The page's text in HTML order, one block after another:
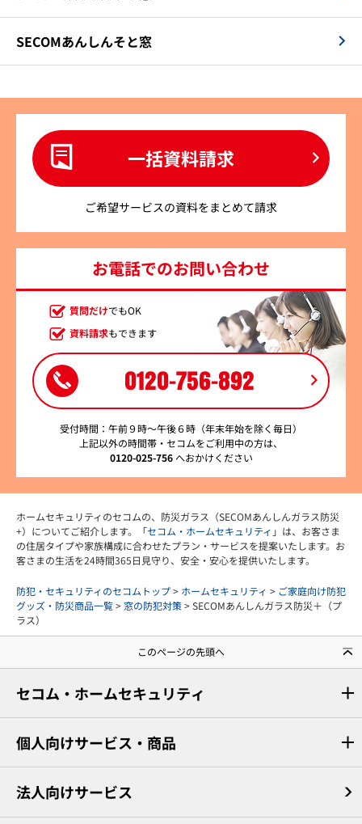
SECOMあんしんそと窓
一括資料請求
ご希望サービスの資料をまとめて請求
お電話でのお問い合わせ
0120-756-892
質問だけでもOK
資料請求もできます
受付時間：午前９時～午後６時（年末年始を除く毎日）
上記以外の時間帯・セコムをご利用中の方は、
0120-025-756へおかけください
ホームセキュリティのセコムの、防災ガラス（SECOMあんしんガラス防災
+）についてご紹介します。「セコム・ホームセキュリティ 」は、お客さま
の住居タイプや家族構成に合わせたプラン・サービスを提案いたします。お
客さまの生活を24時間365日見守り、安全・安心を提供いたします。
防犯・セキュリティのセコムトップ> ホームセキュリティ > ご家庭向け防犯
グッズ・防災商品一覧>窓の防犯対策> SECOMあんしんガラス防災＋（プ
ラス）
このページの先頭へ
セコム・ホームセキュリティ
個人向けサービス・商品
法人向けサービス